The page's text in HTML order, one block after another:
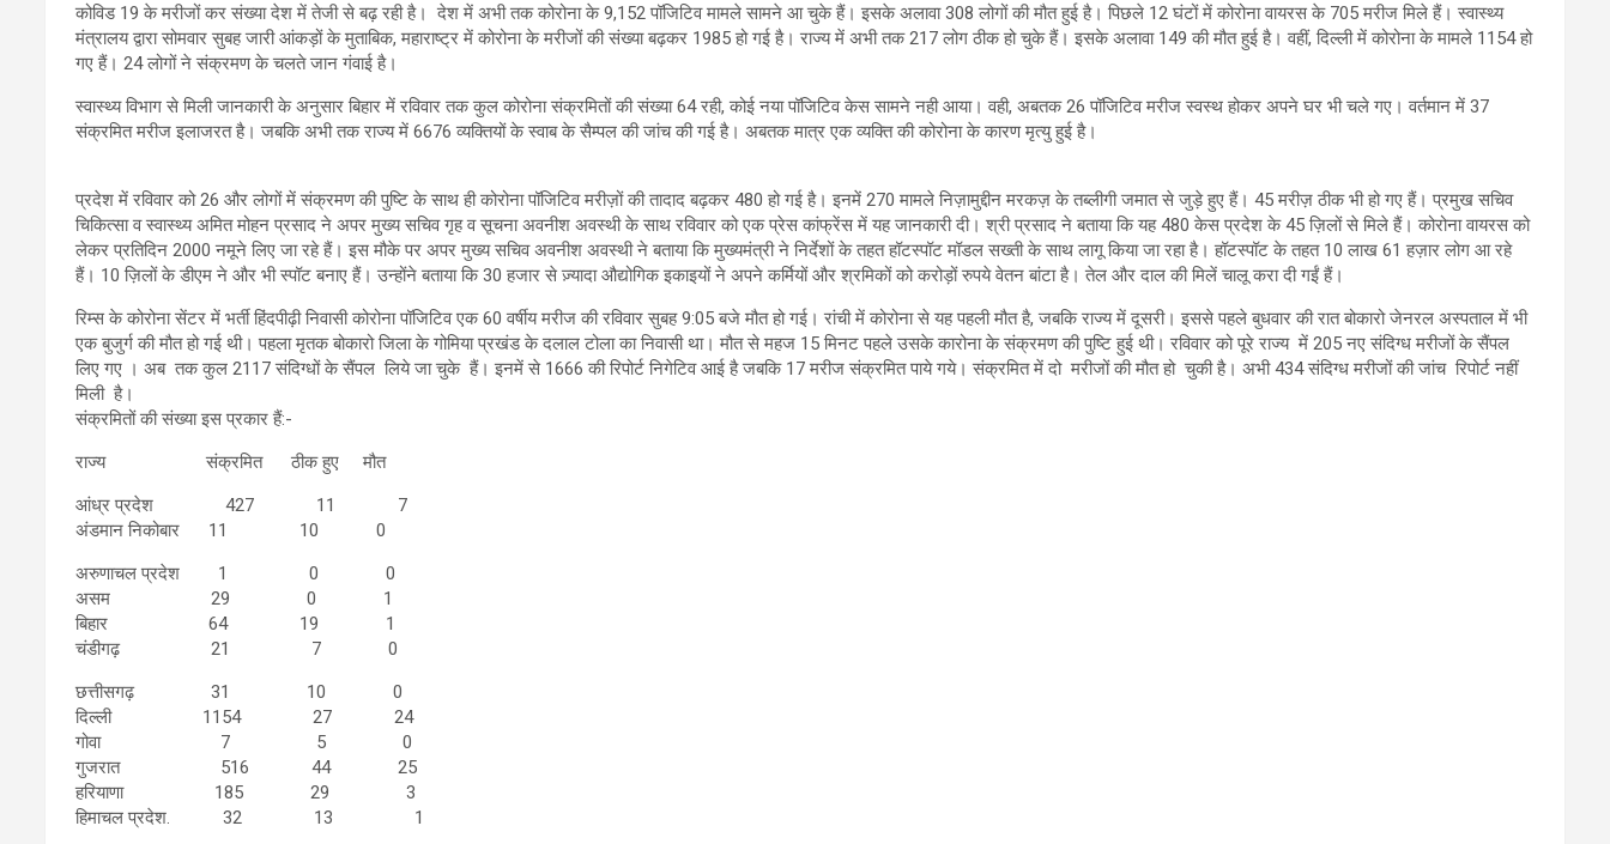
कोविड 19 के मरीजों कर संख्या देश में तेजी से बढ़ रही है। देश में अभी तक कोरोना के 9,152 पॉजिटिव मामले सामने आ चुके हैं। इसके अलावा 308 लोगों की मौत हुई है। पिछले 12 घंटों में कोरोना वायरस के 705 मरीज मिले हैं। स्वास्थ्य
मंत्रालय द्वारा सोमवार सुबह जारी आंकड़ों के मुताबिक, महाराष्ट्र में कोरोना के मरीजों की संख्या बढ़कर 1985 हो गई है। राज्य में अभी तक 217 लोग ठीक हो चुके हैं। इसके अलावा 149 की मौत हुई है। वहीं, दिल्ली में कोरोना के मामले 1154 हो
गए हैं। 24 लोगों ने संक्रमण के चलते जान गंवाई है।
स्वास्थ्य विभाग से मिली जानकारी के अनुसार बिहार में रविवार तक कुल कोरोना संक्रमितों की संख्या 64 रही, कोई नया पॉजिटिव केस सामने नही आया। वही, अबतक 26 पॉजिटिव मरीज स्वस्थ होकर अपने घर भी चले गए। वर्तमान में 37
संक्रमित मरीज इलाजरत है। जबकि अभी तक राज्य में 6676 व्यक्तियों के स्वाब के सैम्पल की जांच की गई है। अबतक मात्र एक व्यक्ति की कोरोना के कारण मृत्यु हुई है।
प्रदेश में रविवार को 26 और लोगों में संक्रमण की पुष्टि के साथ ही कोरोना पॉजिटिव मरीज़ों की तादाद बढ़कर 480 हो गई है। इनमें 270 मामले निज़ामुद्दीन मरकज़ के तब्लीगी जमात से जुड़े हुए हैं। 45 मरीज़ ठीक भी हो गए हैं। प्रमुख सचिव
चिकित्सा व स्वास्थ्य अमित मोहन प्रसाद ने अपर मुख्य सचिव गृह व सूचना अवनीश अवस्थी के साथ रविवार को एक प्रेस कांफ्रेंस में यह जानकारी दी। श्री प्रसाद ने बताया कि यह 480 केस प्रदेश के 45 ज़िलों से मिले हैं। कोरोना वायरस को
लेकर प्रतिदिन 2000 नमूने लिए जा रहे हैं। इस मौके पर अपर मुख्य सचिव अवनीश अवस्थी ने बताया कि मुख्यमंत्री ने निर्देशों के तहत हॉटस्पॉट मॉडल सख्ती के साथ लागू किया जा रहा है। हॉटस्पॉट के तहत 10 लाख 61 हज़ार लोग आ रहे
हैं। 10 ज़िलों के डीएम ने और भी स्पॉट बनाए हैं। उन्होंने बताया कि 30 हजार से ज़्यादा औद्योगिक इकाइयों ने अपने कर्मियों और श्रमिकों को करोड़ों रुपये वेतन बांटा है। तेल और दाल की मिलें चालू करा दी गईं हैं।
रिम्स के कोरोना सेंटर में भर्ती हिंदपीढ़ी निवासी कोरोना पॉजिटिव एक 60 वर्षीय मरीज की रविवार सुबह 9:05 बजे मौत हो गई। रांची में कोरोना से यह पहली मौत है, जबकि राज्य में दूसरी। इससे पहले बुधवार की रात बोकारो जेनरल अस्पताल में भी
एक बुजुर्ग की मौत हो गई थी। पहला मृतक बोकारो जिला के गोमिया प्रखंड के दलाल टोला का निवासी था। मौत से महज 15 मिनट पहले उसके कारोना के संक्रमण की पुष्टि हुई थी। रविवार को पूरे राज्य में 205 नए संदिग्ध मरीजों के सैंपल
लिए गए । अब तक कुल 2117 संदिग्धों के सैंपल लिये जा चुके हैं। इनमें से 1666 की रिपोर्ट निगेटिव आई है जबकि 17 मरीज संक्रमित पाये गये। संक्रमित में दो मरीजों की मौत हो चुकी है। अभी 434 संदिग्ध मरीजों की जांच रिपोर्ट नहीं
मिली है।
संक्रमितों की संख्या इस प्रकार हैं:-
राज्य संक्रमित ठीक हुए मौत
आंध्र प्रदेश 427 11 7
अंडमान निकोबार 11 10 0
अरुणाचल प्रदेश 1 0 0
असम 29 0 1
बिहार 64 19 1
चंडीगढ़ 21 7 0
छत्तीसगढ़ 31 10 0
दिल्ली 1154 27 24
गोवा 7 5 0
गुजरात 516 44 25
हरियाणा 185 29 3
हिमाचल प्रदेश. 32 13 1